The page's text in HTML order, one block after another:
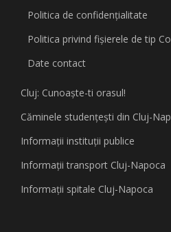
Politica de confidențialitate
Politica privind fişierele de tip
Date contact
Cluj: Cunoaşte-ti orasul!
Căminele studenţeşti din Cluj-
Informaţii instituţii publice
Informaţii transport Cluj-Napoca
Informaţii spitale Cluj-Napoca